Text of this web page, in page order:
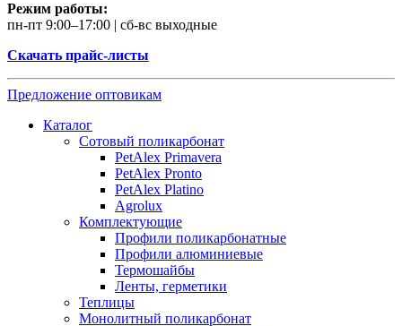
Режим работы:
пн-пт 9:00–17:00 | сб-вс выходные
Скачать прайс-листы
Предложение оптовикам
Каталог
Сотовый поликарбонат
PetAlex Primavera
PetAlex Pronto
PetAlex Platino
Agrolux
Комплектующие
Профили поликарбонатные
Профили алюминиевые
Термошайбы
Ленты, герметики
Теплицы
Монолитный поликарбонат